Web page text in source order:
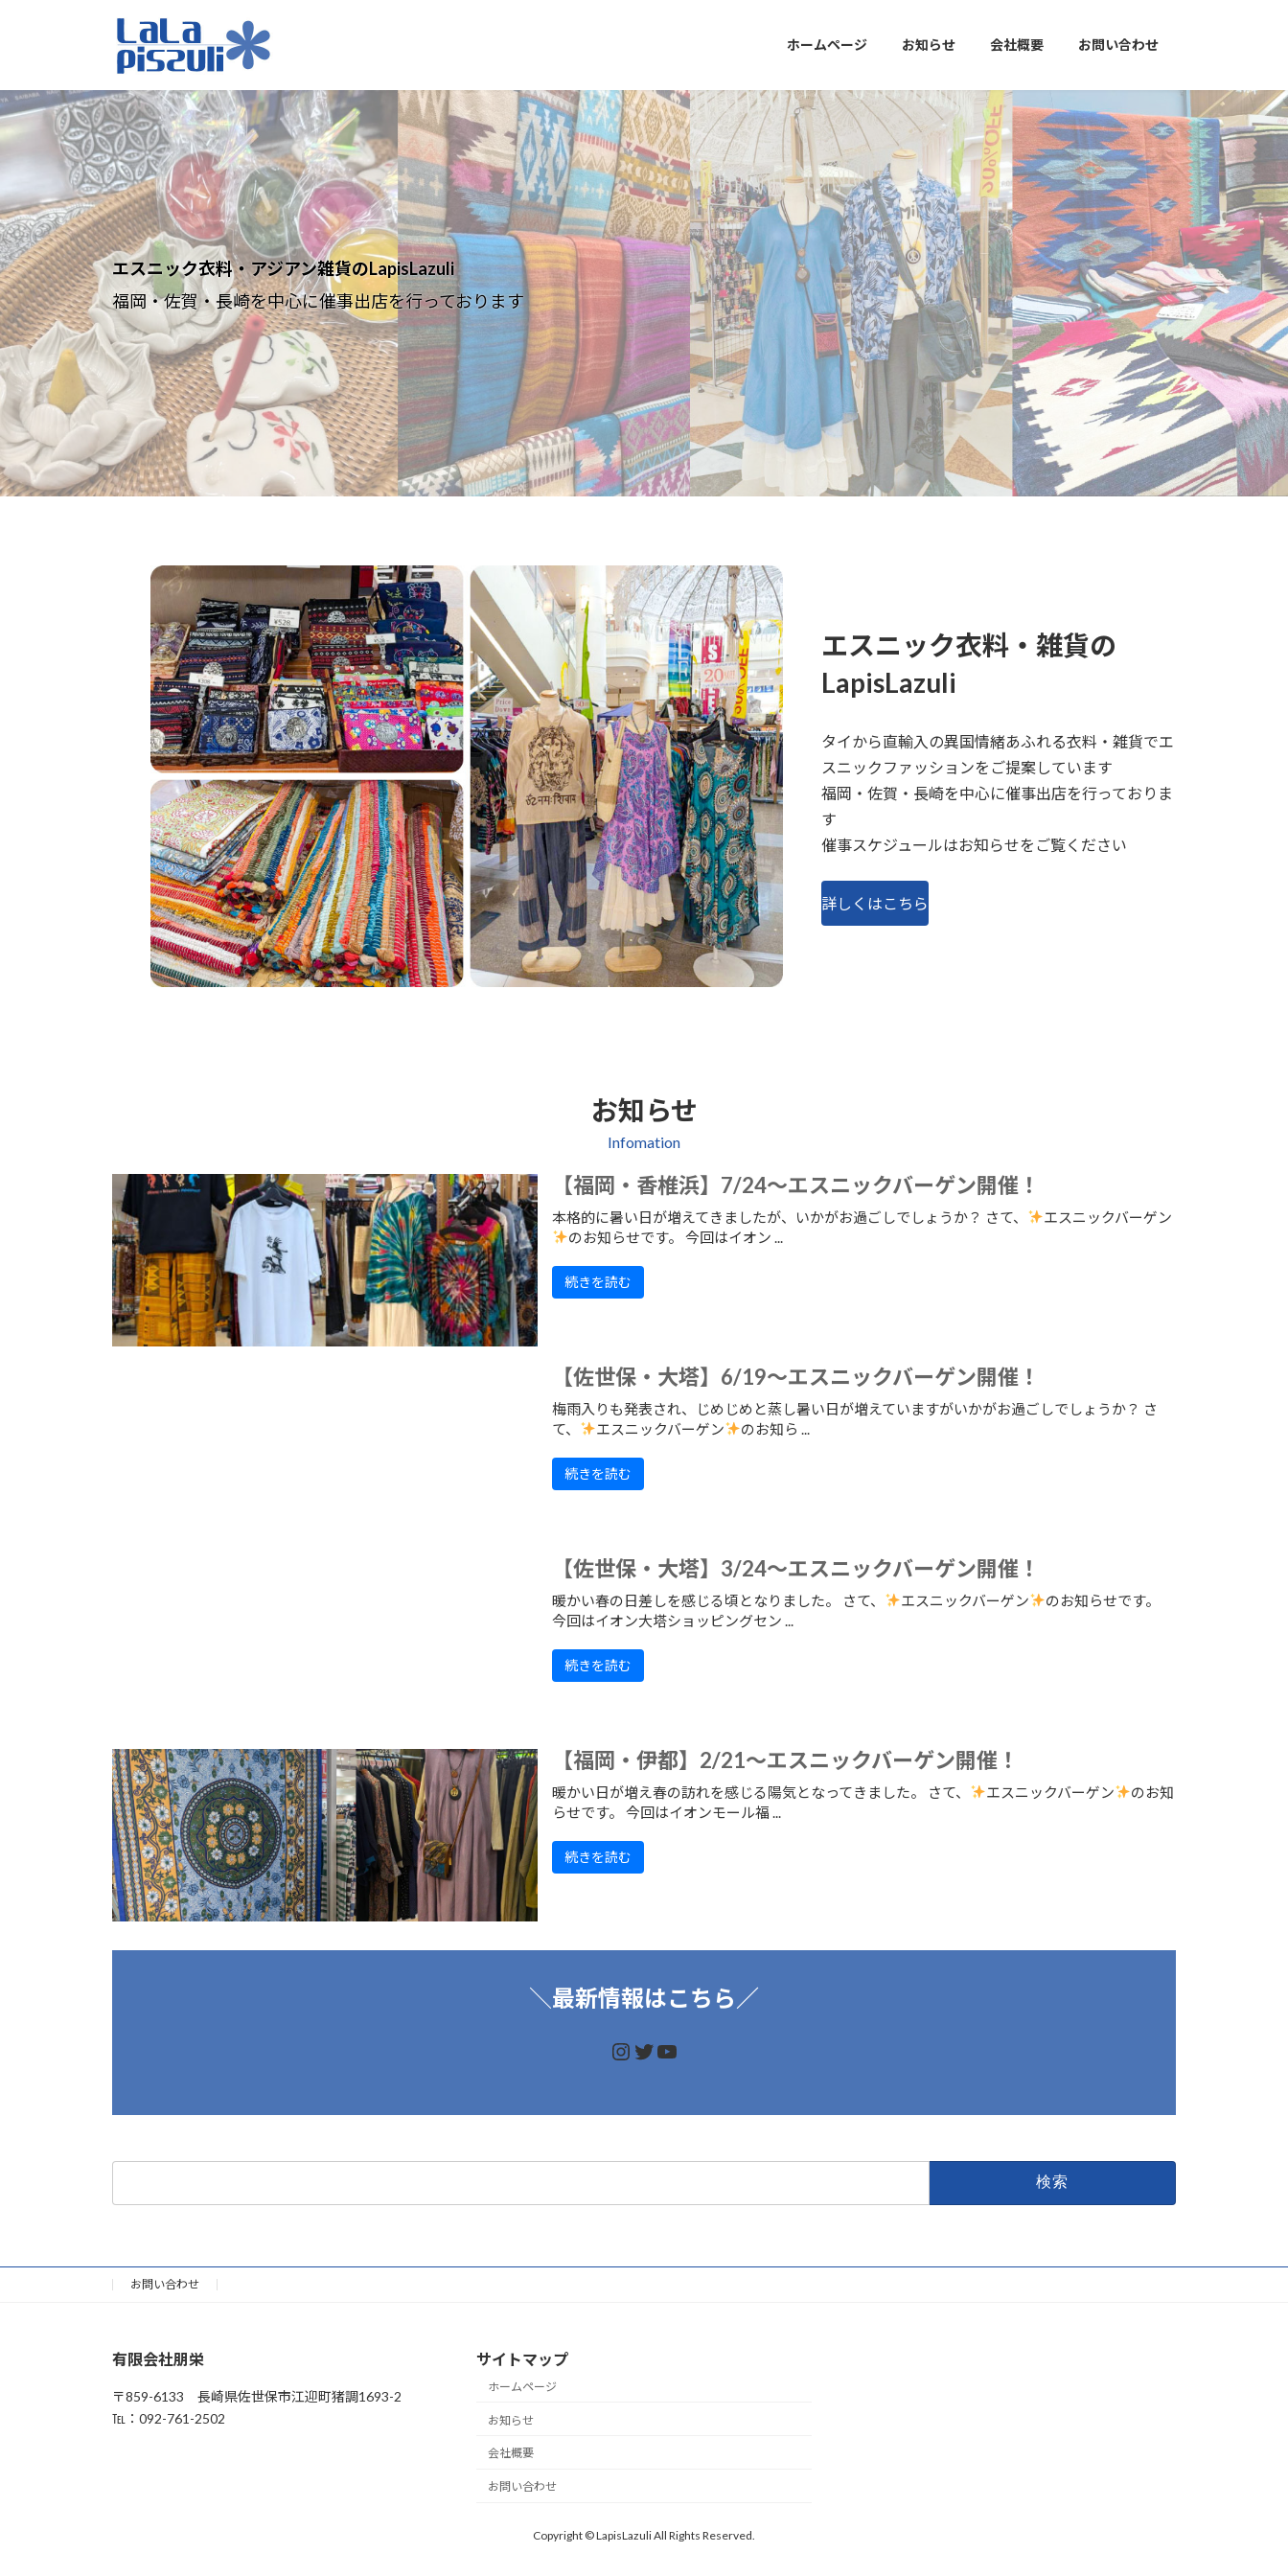
ツ
へ
キ
ッ
プ
シ
ョ
に
移
動
ホームページ お知らせ 会社概要 お問い合わせ
エスニック衣料・アジアン雑貨のLapisLazuli
福岡・佐賀・長崎を中心に催事出店を行っております
エスニック衣料・雑貨の
LapisLazuli
タイから直輸入の異国情緒あふれる衣料・雑貨でエ
スニックファッションをご提案しています
福岡・佐賀・長崎を中心に催事出店を行っておりま
す
催事スケジュールはお知らせをご覧ください
詳しくはこちら
お知らせ
Infomation
【福岡・香椎浜】7/24～エスニックバーゲン開催！
本格的に暑い日が増えてきましたが、いかがお過ごしでしょうか？ さて、
エスニックバーゲン
のお知らせです。 今回はイオン ...
続きを読む
【佐世保・大塔】6/19～エスニックバーゲン開催！
梅雨入りも発表され、じめじめと蒸し暑い日が増えていますがいかがお過ごしでしょうか？ さ
て、
エスニックバーゲン のお知ら ...
続きを読む
【佐世保・大塔】3/24～エスニックバーゲン開催！
暖かい春の日差しを感じる頃となりました。 さて、 エスニックバーゲン
のお知らせです。
今回はイオン大塔ショッピングセン ...
続きを読む
【福岡・伊都】2/21～エスニックバーゲン開催！
暖かい日が増え春の訪れを感じる陽気となってきました。 さて、 エスニックバーゲン
のお知
らせです。 今回はイオンモール福 ...
続きを読む
＼最新情報はこちら／
https://www.instagram.com/doyobido/
https://twitter.com/doyobido
https://www.youtube.com/channel/
お問い合わせ
有限会社朋栄
〒859-6133 長崎県佐世保市江迎町猪調1693-2
℡：092-761-2502
サイトマップ
ホームページ
お知らせ
会社概要
お問い合わせ
Copyright © LapisLazuli All Rights Reserved.